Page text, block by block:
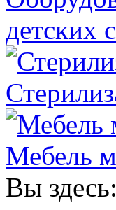
детских
Мебель
Вы здесь: